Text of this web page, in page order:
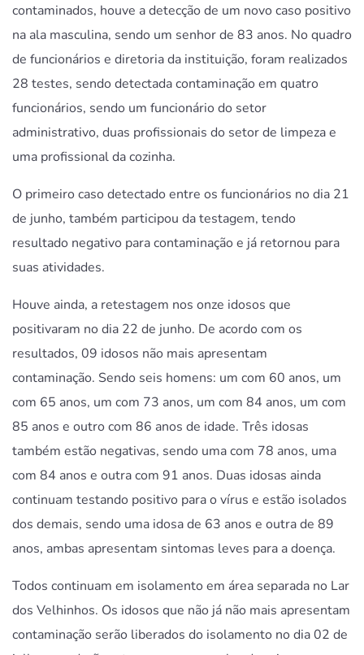
contaminados, houve a detecção de um novo caso positivo
na ala masculina, sendo um senhor de 83 anos. No quadro
de funcionários e diretoria da instituição, foram realizados
28 testes, sendo detectada contaminação em quatro
funcionários, sendo um funcionário do setor
administrativo, duas profissionais do setor de limpeza e
uma profissional da cozinha.
O primeiro caso detectado entre os funcionários no dia 21
de junho, também participou da testagem, tendo
resultado negativo para contaminação e já retornou para
suas atividades.
Houve ainda, a retestagem nos onze idosos que
positivaram no dia 22 de junho. De acordo com os
resultados, 09 idosos não mais apresentam
contaminação. Sendo seis homens: um com 60 anos, um
com 65 anos, um com 73 anos, um com 84 anos, um com
85 anos e outro com 86 anos de idade. Três idosas
também estão negativas, sendo uma com 78 anos, uma
com 84 anos e outra com 91 anos. Duas idosas ainda
continuam testando positivo para o vírus e estão isolados
dos demais, sendo uma idosa de 63 anos e outra de 89
anos, ambas apresentam sintomas leves para a doença.
Todos continuam em isolamento em área separada no Lar
dos Velhinhos. Os idosos que não já não mais apresentam
contaminação serão liberados do isolamento no dia 02 de